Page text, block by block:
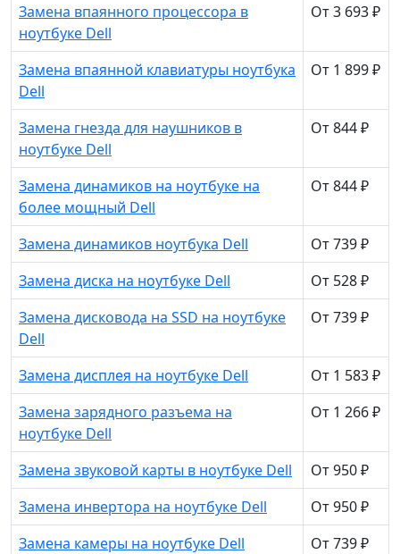
Замена впаянного процессора в
ноутбуке Dell
От 3 693 ₽
Замена впаянной клавиатуры ноутбука
Dell
От 1 899 ₽
Замена гнезда для наушников в
ноутбуке Dell
От 844 ₽
Замена динамиков на ноутбуке на
более мощный Dell
От 844 ₽
Замена динамиков ноутбука Dell
От 739 ₽
Замена диска на ноутбуке Dell
От 528 ₽
Замена дисковода на SSD на ноутбуке
Dell
От 739 ₽
Замена дисплея на ноутбуке Dell
От 1 583 ₽
Замена зарядного разъема на
ноутбуке Dell
От 1 266 ₽
Замена звуковой карты в ноутбуке Dell
От 950 ₽
Замена инвертора на ноутбуке Dell
От 950 ₽
Замена камеры на ноутбуке Dell
От 739 ₽